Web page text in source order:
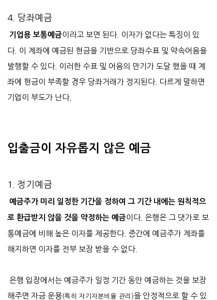
4. 당좌예금
기업용 보통예금이라고 보면 된다. 이자가 없다는 특징이 있
다. 이 계좌에 예금된 현금을 기반으로 당좌수표 및 약속어음을
발행할 수 있다. 이러한 수표 및 어음의 만기가 도달 했을 때 계
좌에 현금이 부족할 경우 당좌거래가 정지된다. 다르게 말하면
기업이 부도가 난다.
입출금이 자유롭지 않은 예금
1. 정기예금
예금주가 미리 일정한 기간을 정하여 그 기간 내에는 원칙적으
로 환급받지 않을 것을 약정하는 예금이다. 은행은 그 댓가로 보
통예금에 비해 높은 이자를 제공한다. 중간에 예금주가 계좌를
해지하면 이자를 전부 보장 받을 수 없다.
은행 입장에서는 예금주가 일정 기간 동안 예금하는 것을 보장
해주면 자금 운용(특히 자기자본비율 관리 )을 안정적으로 할 수 있